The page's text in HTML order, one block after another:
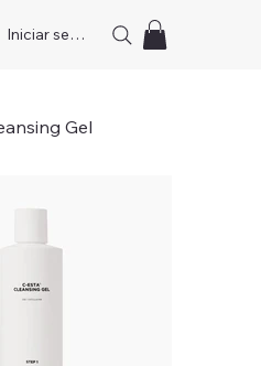
Iniciar sesión
Gel